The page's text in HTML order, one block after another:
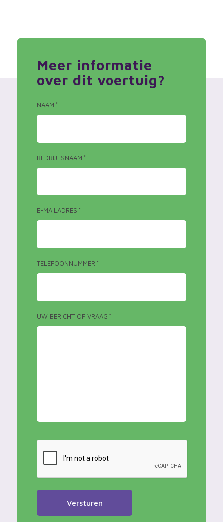
Meer informatie
over dit voertuig?
NAAM *
BEDRIJFSNAAM *
E-MAILADRES *
TELEFOONNUMMER *
UW BERICHT OF VRAAG *
Versturen